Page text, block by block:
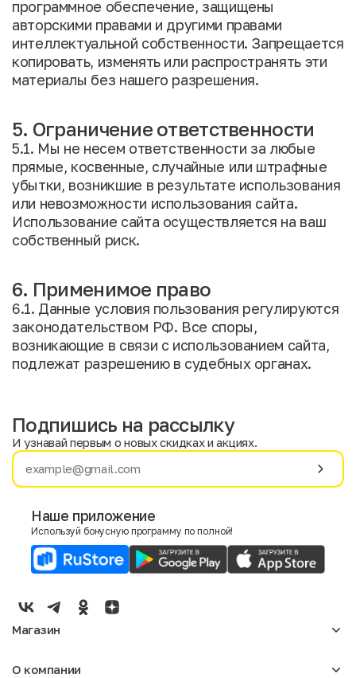
программное обеспечение, защищены
авторскими правами и другими правами
интеллектуальной собственности. Запрещается
копировать, изменять или распространять эти
материалы без нашего разрешения.
5. Ограничение ответственности
5.1. Мы не несем ответственности за любые
прямые, косвенные, случайные или штрафные
убытки, возникшие в результате использования
или невозможности использования сайта.
Использование сайта осуществляется на ваш
собственный риск.
6. Применимое право
6.1. Данные условия пользования регулируются
законодательством РФ. Все споры,
возникающие в связи с использованием сайта,
подлежат разрешению в судебных органах.
Имя
E-mail
Мужской
Женский
Подпишись на рассылку
И узнавай первым о новых скидках и акциях.
Наше приложение
Используй бонусную программу по полной!
Магазин
Мужское
О компании